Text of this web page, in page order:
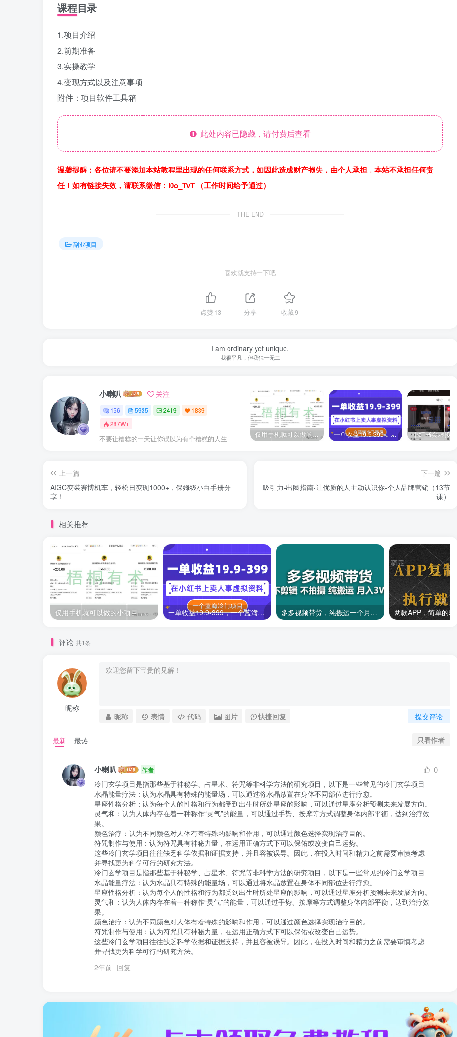
课程目录
1.项目介绍
2.前期准备
3.实操教学
4.变现方式以及注意事项
附件：项目软件工具箱
此处内容已隐藏，请付费后查看
温馨提醒：各位请不要添加本站教程里出现的任何联系方式，如因此造成财产损失，由个人承担，本站不承担任何责
任！如有链接失效，请联系微信：i0o_TvT （工作时间给予通过）
THE END
副业项目
喜欢就支持一下吧
点赞13 分享 收藏9
I am ordinary yet unique.
我很平凡，但我独一无二
小喇叭 关注
156 5935 2419
1839
287W+
不要让糟糕的一天让你误以为有个糟糕的人生 仅用手机就可以做的小项目，当天就能见钱，每天100-300 一单收益19.9-399，一个蓝海冷门项目，在小红书上卖人事虚拟资料
上一篇
AIGC变装赛博机车，轻松日变现1000+，保姆级小白手册分
享！
下一篇
吸引力-出圈指南-让优质的人主动认识你-个人品牌营销（13节
课）
相关推荐
仅用手机就可以做的小项目，当天就能见钱，每天100-300 一单收益19.9-399，一个蓝海冷门项目，在小红书上卖人事虚拟资料 多多视频带货，纯搬运一个月搞了5w佣金，小白也能操作
评论 共1条
昵称
提交评论
昵称 表情 代码 图片 快捷回复
最新 最热 只看作者
小喇叭 作者 0
冷门玄学项目是指那些基于神秘学、占星术、符咒等非科学方法的研究项目，以下是一些常见的冷门玄学项目：
水晶能量疗法：认为水晶具有特殊的能量场，可以通过将水晶放置在身体不同部位进行疗愈。
星座性格分析：认为每个人的性格和行为都受到出生时所处星座的影响，可以通过星座分析预测未来发展方向。
灵气和：认为人体内存在着一种称作“灵气”的能量，可以通过手势、按摩等方式调整身体内部平衡，达到治疗效
果。
颜色治疗：认为不同颜色对人体有着特殊的影响和作用，可以通过颜色选择实现治疗目的。
符咒制作与使用：认为符咒具有神秘力量，在运用正确方式下可以保佑或改变自己运势。
这些冷门玄学项目往往缺乏科学依据和证据支持，并且容被误导。因此，在投入时间和精力之前需要审慎考虑，
并寻找更为科学可行的研究方法。
冷门玄学项目是指那些基于神秘学、占星术、符咒等非科学方法的研究项目，以下是一些常见的冷门玄学项目：
水晶能量疗法：认为水晶具有特殊的能量场，可以通过将水晶放置在身体不同部位进行疗愈。
星座性格分析：认为每个人的性格和行为都受到出生时所处星座的影响，可以通过星座分析预测未来发展方向。
灵气和：认为人体内存在着一种称作“灵气”的能量，可以通过手势、按摩等方式调整身体内部平衡，达到治疗效
果。
颜色治疗：认为不同颜色对人体有着特殊的影响和作用，可以通过颜色选择实现治疗目的。
符咒制作与使用：认为符咒具有神秘力量，在运用正确方式下可以保佑或改变自己运势。
这些冷门玄学项目往往缺乏科学依据和证据支持，并且容被误导。因此，在投入时间和精力之前需要审慎考虑，
并寻找更为科学可行的研究方法。
2年前 回复